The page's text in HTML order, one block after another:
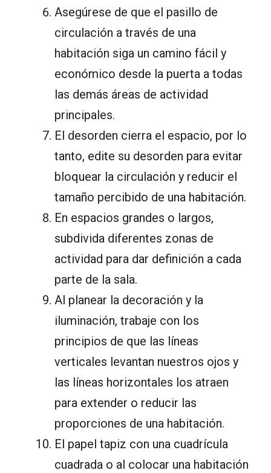
Asegúrese de que el pasillo de
circulación a través de una
habitación siga un camino fácil y
económico desde la puerta a todas
las demás áreas de actividad
principales.
El desorden cierra el espacio, por lo
tanto, edite su desorden para evitar
bloquear la circulación y reducir el
tamaño percibido de una habitación.
En espacios grandes o largos,
subdivida diferentes zonas de
actividad para dar definición a cada
parte de la sala.
Al planear la decoración y la
iluminación, trabaje con los
principios de que las líneas
verticales levantan nuestros ojos y
las líneas horizontales los atraen
para extender o reducir las
proporciones de una habitación.
El papel tapiz con una cuadrícula
cuadrada o al colocar una habitación